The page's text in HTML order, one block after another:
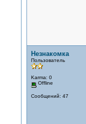
Незнакомка
Пользователь
Karma: 0
Offline
Сообщений: 47